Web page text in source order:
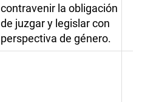
contravenir la obligación
de juzgar y legislar con
perspectiva de género.